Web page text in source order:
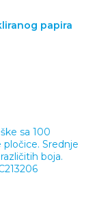
papira
sa 100
pločice. Srednje
boja.